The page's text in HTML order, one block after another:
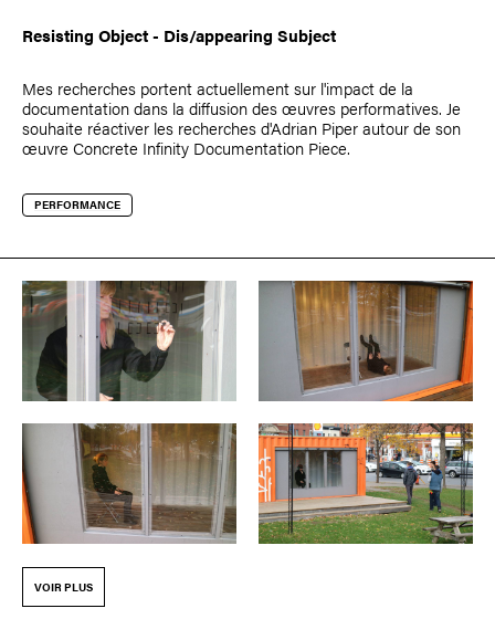
Resisting Object - Dis/appearing Subject
Mes recherches portent actuellement sur l'impact de la
documentation dans la diffusion des œuvres performatives. Je
souhaite réactiver les recherches d'Adrian Piper autour de son
œuvre Concrete Infinity Documentation Piece.
PERFORMANCE
VOIR PLUS